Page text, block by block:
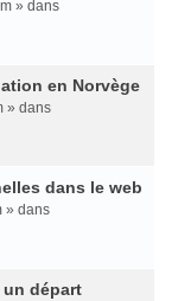
» dans
en Norvège
» dans
dans le web
» dans
départ